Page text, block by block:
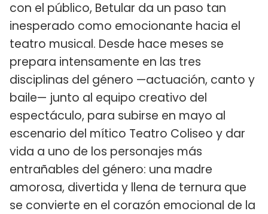
con el público, Betular da un paso tan
inesperado como emocionante hacia el
teatro musical. Desde hace meses se
prepara intensamente en las tres
disciplinas del género —actuación, canto y
baile— junto al equipo creativo del
espectáculo, para subirse en mayo al
escenario del mítico Teatro Coliseo y dar
vida a uno de los personajes más
entrañables del género: una madre
amorosa, divertida y llena de ternura que
se convierte en el corazón emocional de la